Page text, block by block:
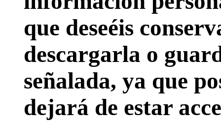
que deseéis
descargarla o
señalada, ya que
dejará de estar